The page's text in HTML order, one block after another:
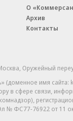
О
Архив
Контакты
Оружейный
(доменное имя сайта:
в сфере связи,
№ ФС77-76922 от 11